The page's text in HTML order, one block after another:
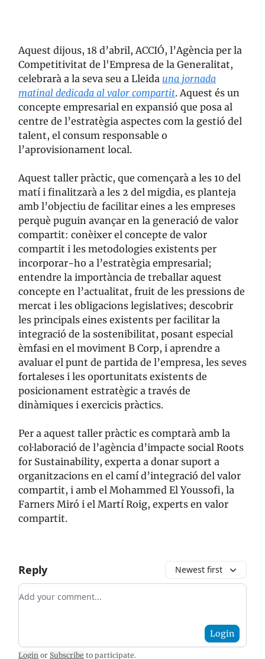
Aquest dijous, 18 d’abril, ACCIÓ, l’Agència per la
Competitivitat de l'Empresa de la Generalitat,
celebrarà a la seva seu a Lleida una jornada
matinal dedicada al valor compartit. Aquest és un
concepte empresarial en expansió que posa al
centre de l’estratègia aspectes com la gestió del
talent, el consum responsable o
l’aprovisionament local.
Aquest taller pràctic, que començarà a les 10 del
matí i finalitzarà a les 2 del migdia, es planteja
amb l’objectiu de facilitar eines a les empreses
perquè puguin avançar en la generació de valor
compartit: conèixer el concepte de valor
compartit i les metodologies existents per
incorporar-ho a l’estratègia empresarial;
entendre la importància de treballar aquest
concepte en l’actualitat, fruit de les pressions de
mercat i les obligacions legislatives; descobrir
les principals eines existents per facilitar la
integració de la sostenibilitat, posant especial
èmfasi en el moviment B Corp, i aprendre a
avaluar el punt de partida de l’empresa, les seves
fortaleses i les oportunitats existents de
posicionament estratègic a través de
dinàmiques i exercicis pràctics.
Per a aquest taller pràctic es comptarà amb la
col·laboració de l’agència d’impacte social Roots
for Sustainability, experta a donar suport a
organitzacions en el camí d’integració del valor
compartit, i amb el Mohammed El Youssofi, la
Farners Miró i el Martí Roig, experts en valor
compartit.
Reply Newest first
Add your comment
Login
Login or Subscribe to participate.